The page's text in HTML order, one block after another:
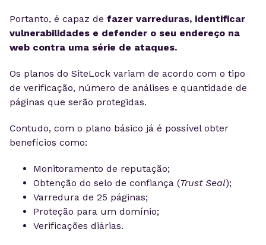
Portanto, é capaz de fazer varreduras, identificar
vulnerabilidades e defender o seu endereço na
web contra uma série de ataques.
Os planos do SiteLock variam de acordo com o tipo
de verificação, número de análises e quantidade de
páginas que serão protegidas.
Contudo, com o plano básico já é possível obter
benefícios como:
Monitoramento de reputação;
Obtenção do selo de confiança (Trust Seal);
Varredura de 25 páginas;
Proteção para um domínio;
Verificações diárias.